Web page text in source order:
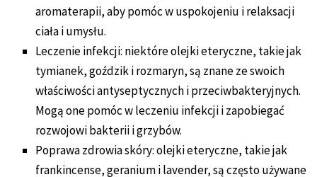
aromaterapii, aby pomóc w uspokojeniu i relaksacji
ciała i umysłu.
Leczenie infekcji: niektóre olejki eteryczne, takie jak
tymianek, goździk i rozmaryn, są znane ze swoich
właściwości antyseptycznych i przeciwbakteryjnych.
Mogą one pomóc w leczeniu infekcji i zapobiegać
rozwojowi bakterii i grzybów.
Poprawa zdrowia skóry: olejki eteryczne, takie jak
frankincense, geranium i lavender, są często używane